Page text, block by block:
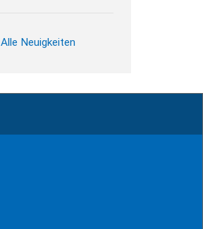
Alle Neuigkeiten